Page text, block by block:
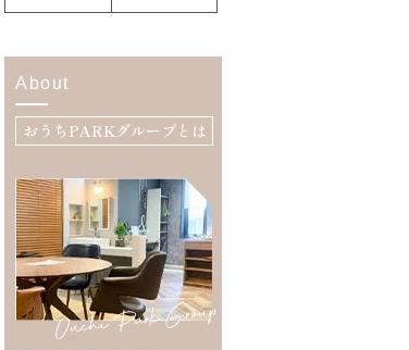
About
おうちPARKグループとは